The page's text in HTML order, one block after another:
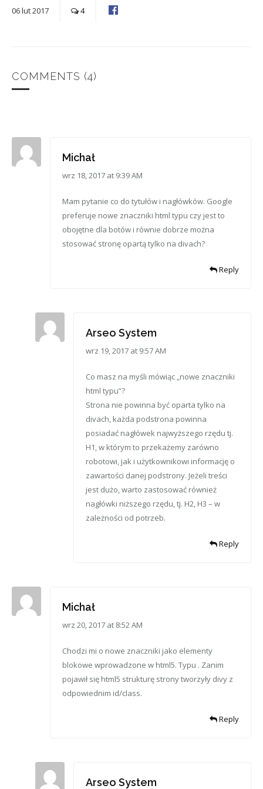
06lut2017 4
COMMENTS (4)
Michał
wrz 18, 2017 at 9:39 AM
Mam pytanie co do tytułów i nagłówków. Google
preferuje nowe znaczniki html typu czy jest to
obojętne dla botów i równie dobrze można
stosować stronę opartą tylko na divach?
Reply
Arseo System
wrz 19, 2017 at 9:57 AM
Co masz na myśli mówiąc „nowe znaczniki
html typu”?
Strona nie powinna być oparta tylko na
divach, każda podstrona powinna
posiadać nagłówek najwyższego rzędu tj.
H1, w którym to przekażemy zarówno
robotowi, jak i użytkownikowi informację o
zawartości danej podstrony. Jeżeli treści
jest dużo, warto zastosować również
nagłówki niższego rzędu, tj. H2, H3 – w
zależności od potrzeb.
Reply
Michał
wrz 20, 2017 at 8:52 AM
Chodzi mi o nowe znaczniki jako elementy
blokowe wprowadzone w html5. Typu . Zanim
pojawił się html5 strukturę strony tworzyły divy z
odpowiednim id/class.
Reply
Arseo System